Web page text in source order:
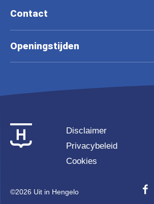
Contact
Openingstijden
Disclaimer
Privacybeleid
Cookies
©2026 Uit in Hengelo